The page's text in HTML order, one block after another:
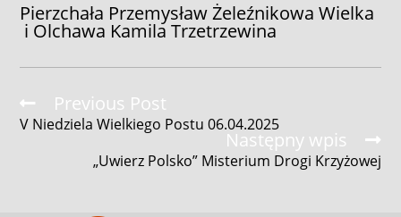
Pierzchała Przemysław Żeleźnikowa Wielka
i Olchawa Kamila Trzetrzewina
Read
more
articles
Previous Post
V Niedziela Wielkiego Postu 06.04.2025
Następny wpis
„Uwierz Polsko” Misterium Drogi Krzyżowej